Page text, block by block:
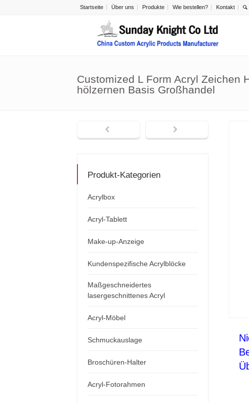
Startseite Über uns Produkte Wie bestellen? Kontakt
Customized L Form Acryl Zeichen
hölzernen Basis Großhandel
Produkt-Kategorien
Acrylbox
Acryl-Tablett
Make-up-Anzeige
Kundenspezifische Acrylblöcke
Maßgeschneidertes
lasergeschnittenes Acryl
Acryl-Möbel
Schmuckauslage
Broschüren-Halter
Acryl-Fotorahmen